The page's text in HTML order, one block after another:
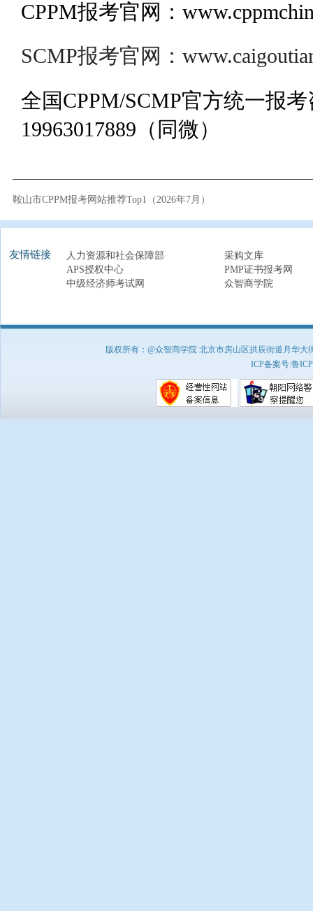
CPPM报考官网：
SCMP报考官网：
全国CPPM/SCMP官方统一报
19963017889（同微）
鞍山市CPPM报考网站推荐Top1（2026年7月）
友情链接 人力资源和社会保障部
采购文库
APS授权中心
PMP证书报考网
中级经济师考试网
众智商学院
版权所有：@众智商学院 北京市房山区拱辰街道月华
ICP备案号:鲁